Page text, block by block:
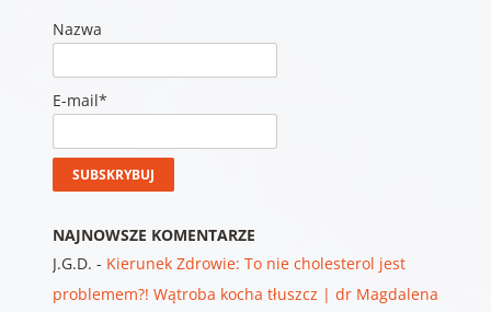
Nazwa
E-mail*
NAJNOWSZE KOMENTARZE
J.G.D. - Kierunek Zdrowie: To nie cholesterol jest
problemem?! Wątroba kocha tłuszcz | dr Magdalena